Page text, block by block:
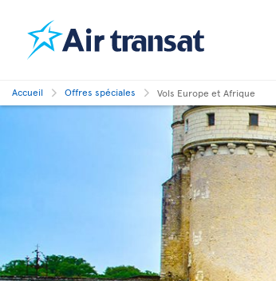
Accueil Offres spéciales Vols Europe et Afrique